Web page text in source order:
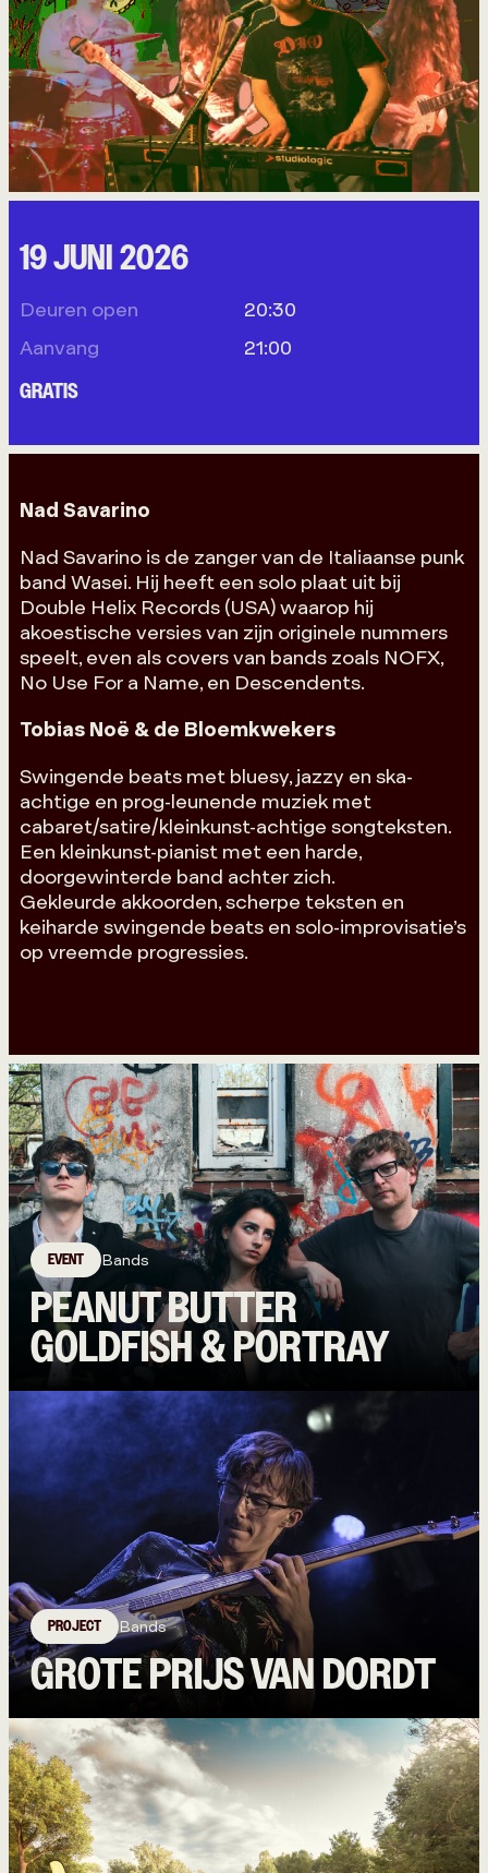
19 JUNI 2026
Deuren open
20:30
Aanvang
21:00
GRATIS
Nad Savarino
Nad Savarino is de zanger van de Italiaanse punk
band Wasei. Hij heeft een solo plaat uit bij
Double Helix Records (USA) waarop hij
akoestische versies van zijn originele nummers
speelt, even als covers van bands zoals NOFX,
No Use For a Name, en Descendents.
Tobias Noë & de Bloemkwekers
Swingende beats met bluesy, jazzy en ska-
achtige en prog-leunende muziek met
cabaret/satire/kleinkunst-achtige songteksten.
Een kleinkunst-pianist met een harde,
doorgewinterde band achter zich.
Gekleurde akkoorden, scherpe teksten en
keiharde swingende beats en solo-improvisatie’s
op vreemde progressies.
EVENT Bands
PEANUT BUTTER
GOLDFISH & PORTRAY
PROJECT Bands
GROTE PRIJS VAN DORDT